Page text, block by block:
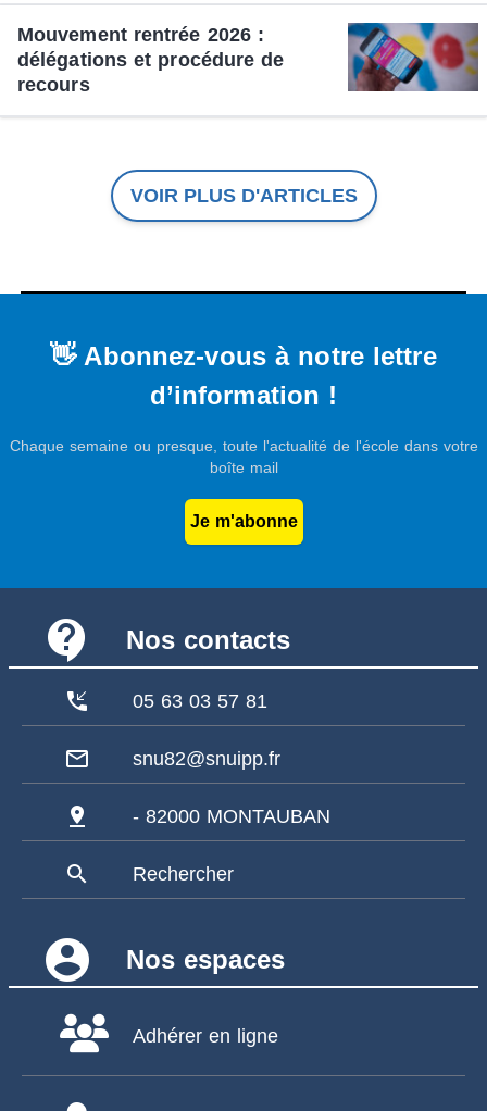
Mouvement rentrée 2026 :
délégations et procédure de
recours
VOIR PLUS D'ARTICLES
👋 Abonnez-vous à notre lettre
d’information !
Chaque semaine ou presque, toute l'actualité de l'école dans votre
boîte mail
Je m'abonne
contact_support Nos contacts
phone_callback 05 63 03 57 81
mail_outline snu82@snuipp.fr
pin_drop - 82000 MONTAUBAN
search Rechercher
account_circle Nos espaces
Adhérer en ligne